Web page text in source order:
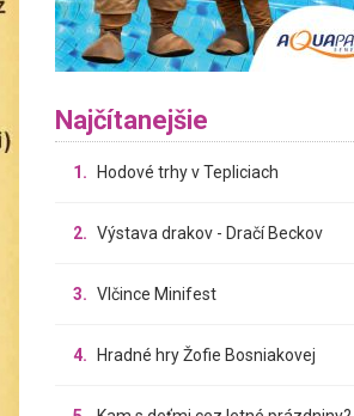
Najčítanejšie
1. Hodové trhy v Tepliciach
2. Výstava drakov - Dračí Beckov
3. Vlčince Minifest
4. Hradné hry Žofie Bosniakovej